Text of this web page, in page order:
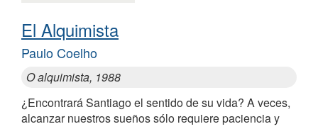
El Alquimista
Paulo Coelho
O alquimista, 1988
¿Encontrará Santiago el sentido de su vida? A veces,
alcanzar nuestros sueños sólo requiere paciencia y